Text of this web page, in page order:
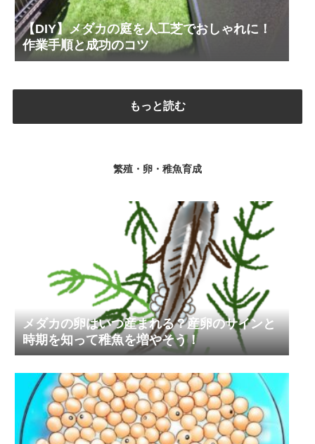
【DIY】メダカの庭を人工芝でおしゃれに！
作業手順と成功のコツ
もっと読む
繁殖・卵・稚魚育成
メダカの卵はいつ産まれる？産卵のサインと
時期を知って稚魚を増やそう！